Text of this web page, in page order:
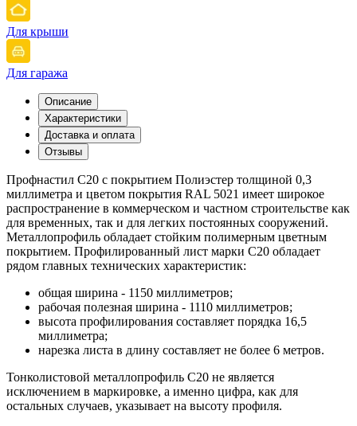
Для крыши
Для гаража
Описание
Характеристики
Доставка и оплата
Отзывы
Профнастил С20 с покрытием Полиэстер толщиной 0,3
миллиметра и цветом покрытия RAL 5021 имеет широкое
распространение в коммерческом и частном строительстве как
для временных, так и для легких постоянных сооружений.
Металлопрофиль обладает стойким полимерным цветным
покрытием. Профилированный лист марки С20 обладает
рядом главных технических характеристик:
общая ширина - 1150 миллиметров;
рабочая полезная ширина - 1110 миллиметров;
высота профилирования составляет порядка 16,5
миллиметра;
нарезка листа в длину составляет не более 6 метров.
Тонколистовой металлопрофиль С20 не является
исключением в маркировке, а именно цифра, как для
остальных случаев, указывает на высоту профиля.